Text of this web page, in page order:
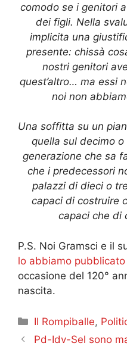
comodo se i genitori
dei figli. Nella
implicita una
presente: chissà
nostri genitori
quest’altro… ma essi
noi non
Una soffitta su un
quella sul decimo
generazione che sa
che i predecessori
palazzi di dieci o
capaci di costruire
capaci che di
P.S. Noi Gramsci e il
lo abbiamo pubblicato
occasione del 120°
nascita.
Categorie
Il Rompiballe,
Pd-Idv-Sel sono